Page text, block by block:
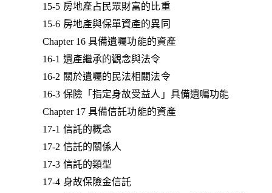
15-5 房地產占民眾財富的比重
15-6 房地產與保單資產的異同
Chapter 16 具備遺囑功能的資產
16-1 遺產繼承的觀念與法令
16-2 關於遺囑的民法相關法令
16-3 保險「指定身故受益人」具備遺囑功能
Chapter 17 具備信託功能的資產
17-1 信託的概念
17-2 信託的關係人
17-3 信託的類型
17-4 身故保險金信託